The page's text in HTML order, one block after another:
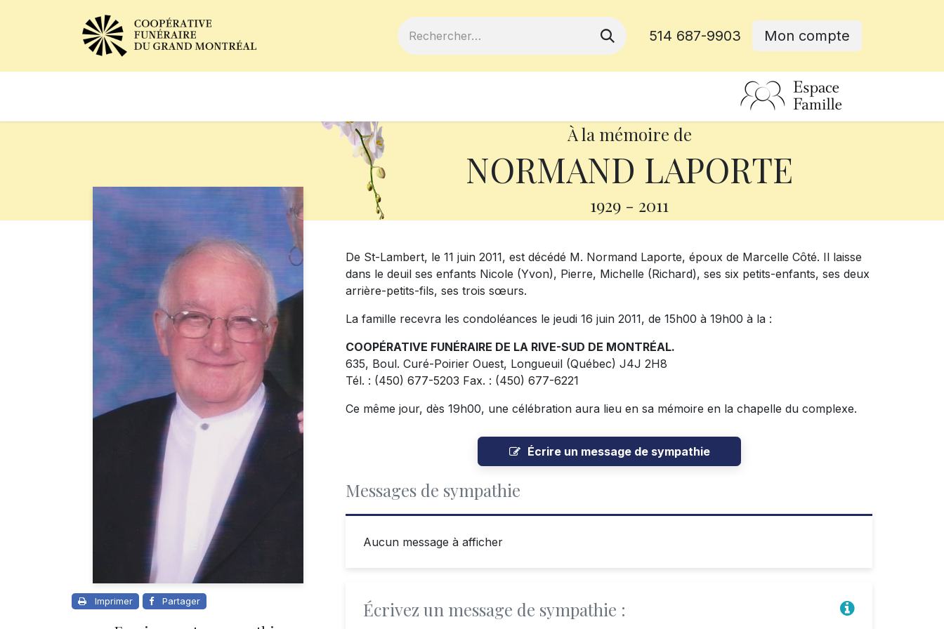
514 687-9903 Mon compte
À la mémoire de
NORMAND LAPORTE
1929 - 2011
Imprimer Partager
De St-Lambert, le 11 juin 2011, est décédé M. Normand Laporte, époux de Marcelle Côté. Il laisse
dans le deuil ses enfants Nicole (Yvon), Pierre, Michelle (Richard), ses six petits-enfants, ses deux
arrière-petits-fils, ses trois sœurs.
La famille recevra les condoléances le jeudi 16 juin 2011, de 15h00 à 19h00 à la :
COOPÉRATIVE FUNÉRAIRE DE LA RIVE-SUD DE MONTRÉAL.
635, Boul. Curé-Poirier Ouest, Longueuil (Québec) J4J 2H8
Tél. : (450) 677-5203 Fax. : (450) 677-6221
Ce même jour, dès 19h00, une célébration aura lieu en sa mémoire en la chapelle du complexe.
Écrire un message de sympathie
Messages de sympathie
Aucun message à afficher
Écrivez un message de sympathie :